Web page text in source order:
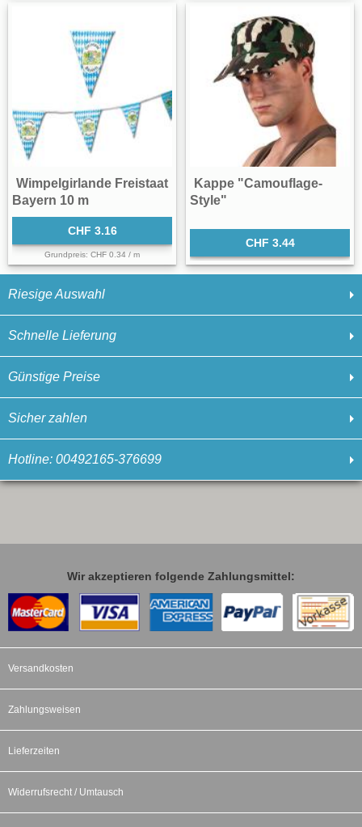
Riesige Auswahl
Schnelle Lieferung
Günstige Preise
Sicher zahlen
Hotline: 00492165-376699
Wimpelgirlande Freistaat
Bayern 10 m
CHF 3.16
Grundpreis: CHF 0.34 / m
Kappe "Camouflage-
Style"
CHF 3.44
Wir akzeptieren folgende Zahlungsmittel:
Versandkosten
Zahlungsweisen
Lieferzeiten
Widerrufsrecht / Umtausch